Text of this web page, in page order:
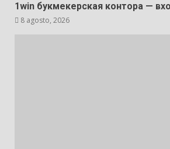
1win букмекерская контора —
8 agosto, 2026